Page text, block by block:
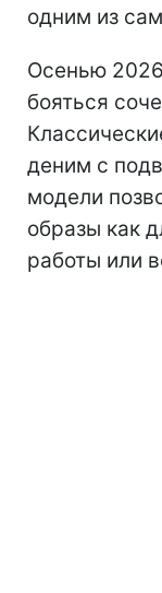
одним из
Осенью
бояться
деним с
модели
образы как
работы или